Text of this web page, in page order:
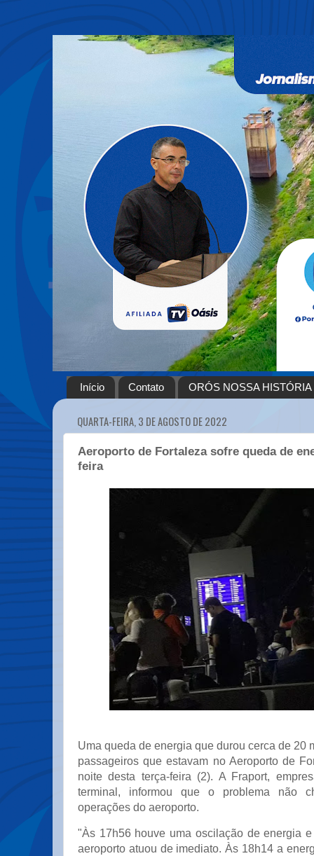
Início Contato ORÓS NOSSA HISTÓRIA
QUARTA-FEIRA, 3 DE AGOSTO DE 2022
Aeroporto de Fortaleza sofre queda de
feira
Uma queda de energia que durou cerca de 20
passageiros que estavam no Aeroporto de
noite desta terça-feira (2). A Fraport,
terminal, informou que o problema não
operações do aeroporto.
"Às 17h56 houve uma oscilação de energia
aeroporto atuou de imediato. Às 18h14 a